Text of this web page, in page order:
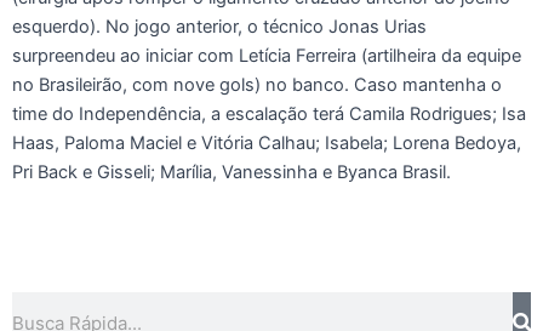
esquerdo). No jogo anterior, o técnico Jonas Urias
surpreendeu ao iniciar com Letícia Ferreira (artilheira da equipe
no Brasileirão, com nove gols) no banco. Caso mantenha o
time do Independência, a escalação terá Camila Rodrigues; Isa
Haas, Paloma Maciel e Vitória Calhau; Isabela; Lorena Bedoya,
Pri Back e Gisseli; Marília, Vanessinha e Byanca Brasil.